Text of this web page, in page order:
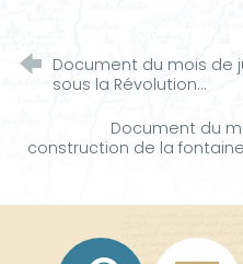
Document du mois de
sous la Révolution...
Document du
construction de la